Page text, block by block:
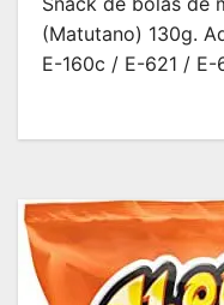
(Matutano) 130g.
E-160c / E-621 / E-